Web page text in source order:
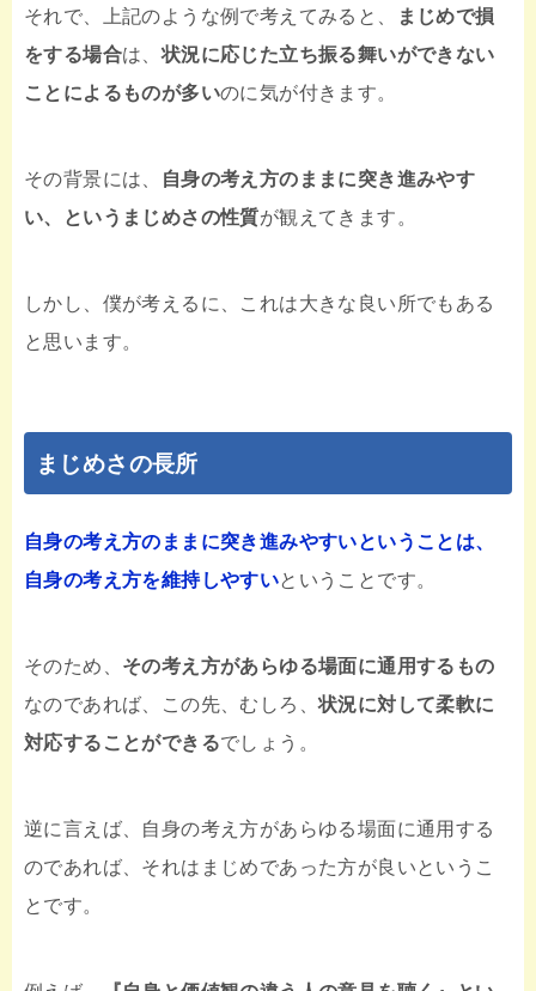
それで、上記のような例で考えてみると、
まじめで損
をする場合は、状況に応じた立ち振る舞いができない
ことによるものが多いのに気が付きます。
その背景には、 自身の考え方のままに突き進みやす
い、というまじめさの性質が観えてきます。
しかし、僕が考えるに、これは大きな良い所でもある
と思います。
まじめさの長所
自身の考え方のままに突き進みやすいということは、
自身の考え方を維持しやすいということです。
そのため、 その考え方があらゆる場面に通用するもの
なのであれば、この先、むしろ、状況に対して柔軟に
対応することができるでしょう。
逆に言えば、自身の考え方があらゆる場面に通用する
のであれば、それはまじめであった方が良いというこ
とです。